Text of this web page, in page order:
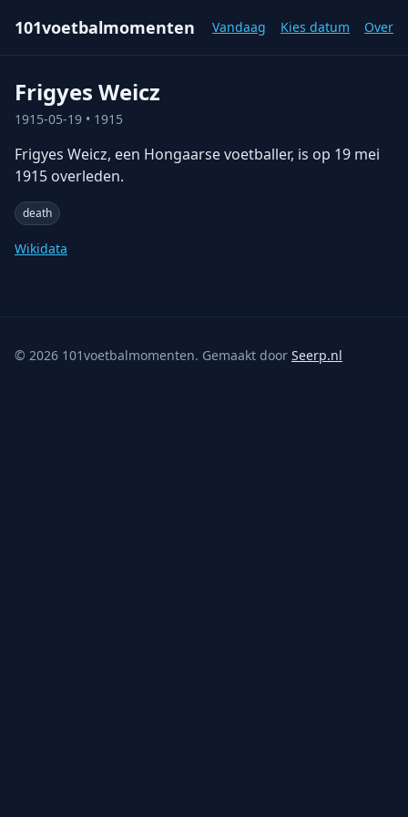
101voetbalmomenten Vandaag Kies datum Over
Frigyes Weicz
1915-05-19 • 1915
Frigyes Weicz, een Hongaarse voetballer, is op 19 mei
1915 overleden.
death
Wikidata
© 2026 101voetbalmomenten. Gemaakt door Seerp.nl